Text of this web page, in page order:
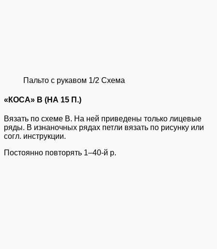
Пальто с рукавом 1/2 Схема
«КОСА» B (НА 15 П.)
Вязать по схеме B. На ней приведены только лицевые
ряды. В изнаночных рядах петли вязать по рисунку или
согл. инструкции.
Постоянно повторять 1–40-й р.